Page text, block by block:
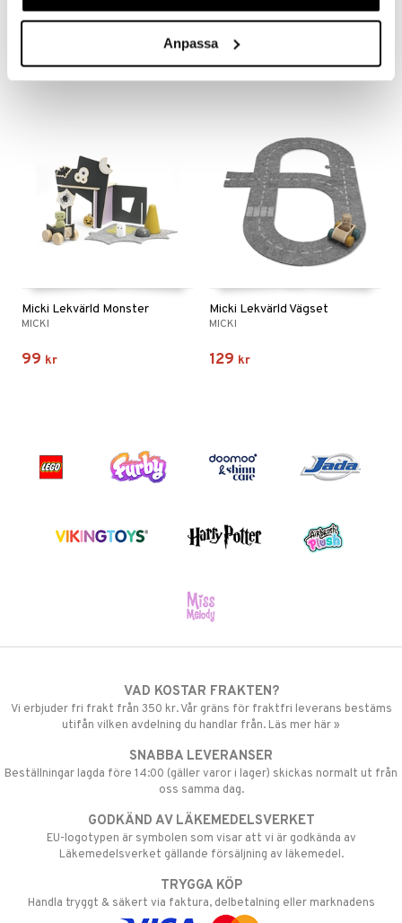
Anpassa
Micki Lekvärld Figurset 4 st
MICKI
59
Micki Lekvärld Flygplansset
MICKI
Micki Lekvärld Monster
MICKI
99 kr
Micki Lekvärld Vägset
MICKI
129 kr
VAD KOSTAR FRAKTEN?
Vi erbjuder fri frakt från 350 kr. Vår gräns för fraktfri leverans bestäms
utifån vilken avdelning du handlar från. Läs mer här »
SNABBA LEVERANSER
Beställningar lagda före 14:00 (gäller varor i lager) skickas normalt ut från
oss samma dag.
GODKÄND AV LÄKEMEDELSVERKET
EU-logotypen är symbolen som visar att vi är godkända av
Läkemedelsverket gällande försäljning av läkemedel.
TRYGGA KÖP
Handla tryggt & säkert via faktura, delbetalning eller marknadens